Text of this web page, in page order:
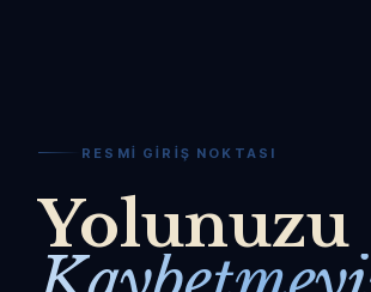
RESMI GIRIŞ NOKTASI
Yolunuzu